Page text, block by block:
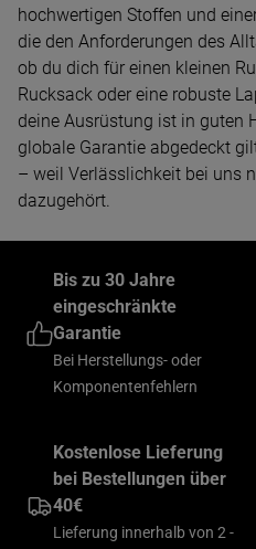
hochwertigen Stoffen und
die den Anforderungen des
ob du dich für einen kleinen
Rucksack oder eine robuste
deine Ausrüstung ist in guten
globale Garantie abgedeckt
– weil Verlässlichkeit bei uns
dazugehört.
Bis zu 30 Jahre
eingeschränkte
Garantie
Bei Herstellungs- oder
Komponentenfehlern
Kostenlose Lieferung
bei Bestellungen über
40€
Lieferung innerhalb von 2 -